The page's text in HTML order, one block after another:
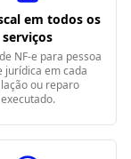
em todos os
serviços
NF-e para pessoa
jurídica em cada
ou reparo
executado.